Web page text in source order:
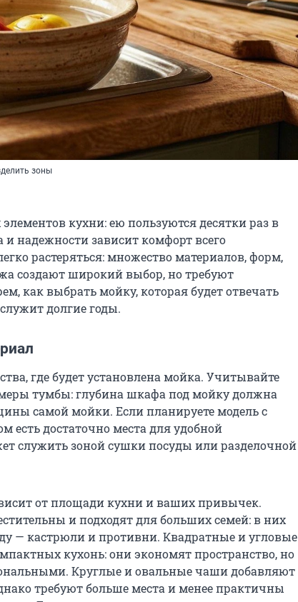
зоны
кухни: ею пользуются десятки раз в
и надежности зависит комфорт всего
растеряться: множество материалов, форм,
создают широкий выбор, но требуют
как выбрать мойку, которая будет отвечать
долгие годы.
где будет установлена мойка. Учитывайте
тумбы: глубина шкафа под мойку должна
самой мойки. Если планируете модель с
есть достаточно места для удобной
служить зоной сушки посуды или разделочной
от площади кухни и ваших привычек.
и подходят для больших семей: в них
— кастрюли и противни. Квадратные и угловые
кухонь: они экономят пространство, но
Круглые и овальные чаши добавляют
требуют больше места и менее практичны